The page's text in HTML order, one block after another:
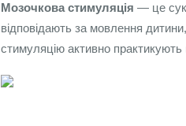
Мозочкова стимуляція — це
відповідають за мовлення
стимуляцію активно практикують